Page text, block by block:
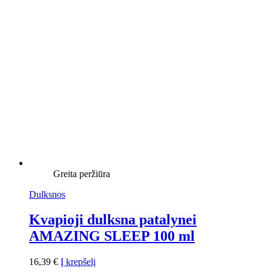
Greita peržiūra
Dulksnos
Kvapioji dulksna patalynei
AMAZING SLEEP 100 ml
16,39 € Į krepšelį